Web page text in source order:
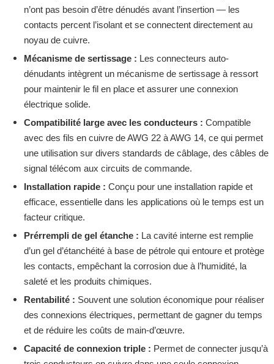
n’ont pas besoin d’être dénudés avant l’insertion — les
contacts percent l’isolant et se connectent directement au
noyau de cuivre.
Mécanisme de sertissage : Les connecteurs auto-
dénudants intègrent un mécanisme de sertissage à ressort
pour maintenir le fil en place et assurer une connexion
électrique solide.
Compatibilité large avec les conducteurs : Compatible
avec des fils en cuivre de AWG 22 à AWG 14, ce qui permet
une utilisation sur divers standards de câblage, des câbles de
signal télécom aux circuits de commande.
Installation rapide : Conçu pour une installation rapide et
efficace, essentielle dans les applications où le temps est un
facteur critique.
Prérrempli de gel étanche : La cavité interne est remplie
d’un gel d’étanchéité à base de pétrole qui entoure et protège
les contacts, empêchant la corrosion due à l’humidité, la
saleté et les produits chimiques.
Rentabilité : Souvent une solution économique pour réaliser
des connexions électriques, permettant de gagner du temps
et de réduire les coûts de main-d’œuvre.
Capacité de connexion triple : Permet de connecter jusqu’à